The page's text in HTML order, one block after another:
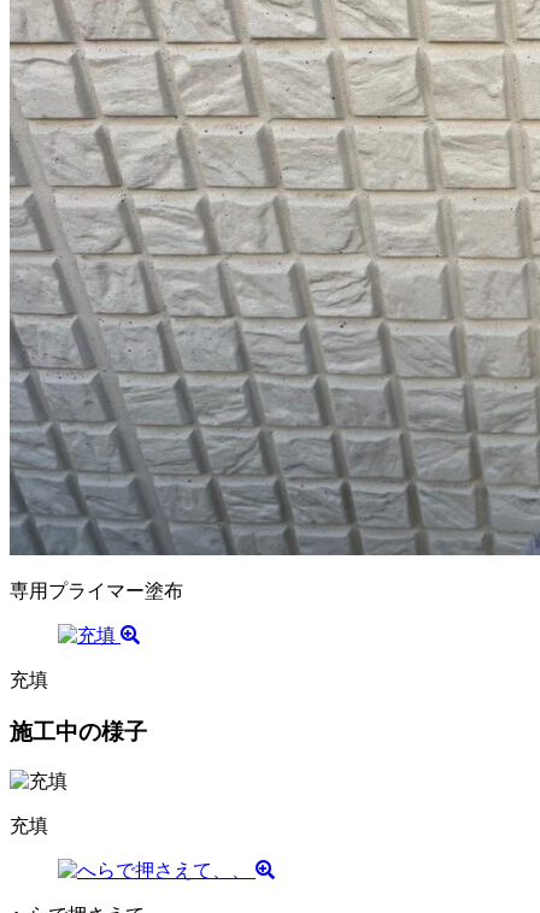
専用プライマー塗布
充填
施工中の様子
充填